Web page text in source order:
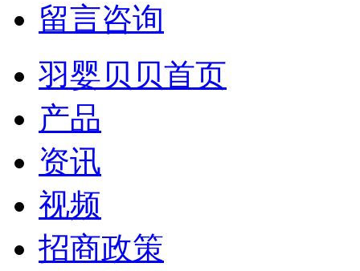
留言咨询
羽婴贝贝首页
产品
资讯
视频
招商政策